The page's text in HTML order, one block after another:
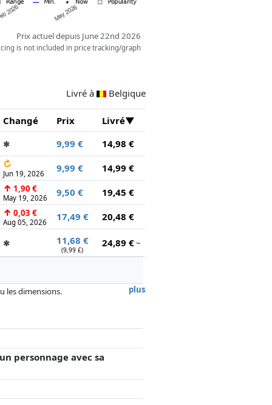
Prix actuel depuis June 22nd 2026
is not included in price tracking/graph
Livré à Belgique
Changé Prix Livré
✱ 9,99 €
14,98 €
↻
Jun 19, 2026 9,99 €
14,99 €
↑ 1,90 €
May 19, 2026 9,50 €
19,45 €
↑ 0,03 €
Aug 05, 2026 17,49 € 20,48 €
✱ 11,68 €
(9,99 £)
24,89 €~
plus
les dimensions.
personnage avec sa